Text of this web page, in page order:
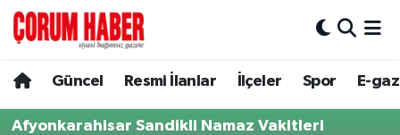
Güncel Resmi İlanlar İlçeler Spor E-
Afyonkarahisar Sandikli Namaz Vakitleri
Spor
Hava Durumu